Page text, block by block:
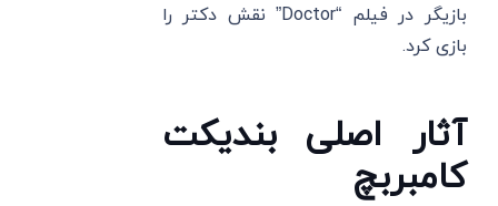
بازیگر در فیلم “Doctor” نقش دکتر را
بازی کرد.
آثار اصلی بندیکت
کامبربچ